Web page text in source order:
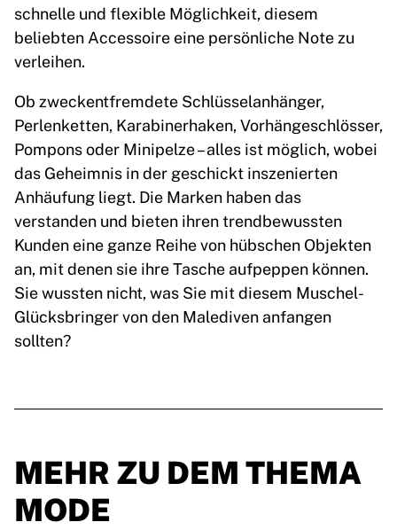
schnelle und flexible Möglichkeit, diesem
beliebten Accessoire eine persönliche Note zu
verleihen.
Ob zweckentfremdete Schlüsselanhänger,
Perlenketten, Karabinerhaken, Vorhängeschlösser,
Pompons oder Minipelze – alles ist möglich, wobei
das Geheimnis in der geschickt inszenierten
Anhäufung liegt. Die Marken haben das
verstanden und bieten ihren trendbewussten
Kunden eine ganze Reihe von hübschen Objekten
an, mit denen sie ihre Tasche aufpeppen können.
Sie wussten nicht, was Sie mit diesem Muschel-
Glücksbringer von den Malediven anfangen
sollten?
MEHR ZU DEM THEMA
MODE